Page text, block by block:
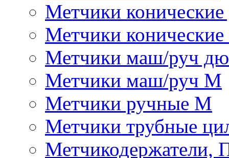
Метчики
Метчики
Метчики маш/руч
Метчики маш/руч М
Метчики ручные М
Метчики трубные
Метчикодержатели,